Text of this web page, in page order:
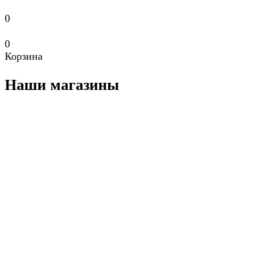
0
0
Корзина
Наши магазины